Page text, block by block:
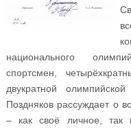
национального
спортсмен,
двукратной
Поздняков рассуждает о
– как своё личное, так